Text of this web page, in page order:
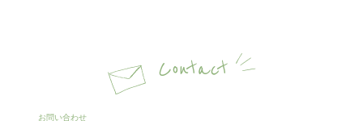
Contact
お問い合わせ